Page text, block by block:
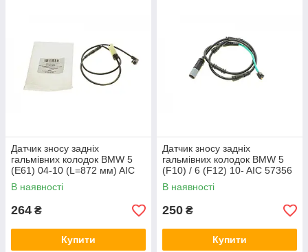
Датчик зносу задніх
гальмівних колодок BMW 5
(E61) 04-10 (L=872 мм) AIC
54723
В наявності
264 ₴
Купити
Датчик зносу задніх
гальмівних колодок BMW 5
(F10) / 6 (F12) 10- AIC 57356
В наявності
250 ₴
Купити